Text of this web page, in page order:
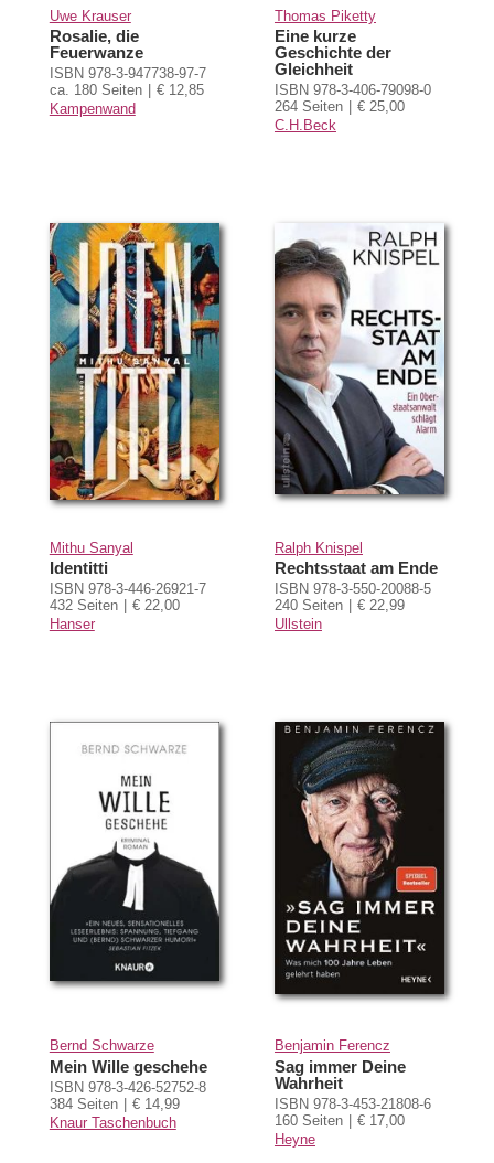
Uwe Krauser
Rosalie, die
Feuerwanze
ISBN 978-3-947738-97-7
ca. 180 Seiten
€ 12,85
Kampenwand
Thomas Piketty
Eine kurze
Geschichte der
Gleichheit
ISBN 978-3-406-79098-0
264 Seiten
€ 25,00
C.H.Beck
Mithu Sanyal
Identitti
ISBN 978-3-446-26921-7
432 Seiten
€ 22,00
Hanser
Ralph Knispel
Rechtsstaat am Ende
ISBN 978-3-550-20088-5
240 Seiten
€ 22,99
Ullstein
Bernd Schwarze
Mein Wille geschehe
ISBN 978-3-426-52752-8
384 Seiten
€ 14,99
Knaur Taschenbuch
Benjamin Ferencz
Sag immer Deine
Wahrheit
ISBN 978-3-453-21808-6
160 Seiten
€ 17,00
Heyne